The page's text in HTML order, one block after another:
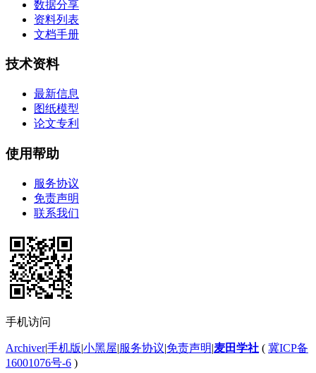
数据分享
资料列表
文档手册
技术资料
最新信息
图纸模型
论文专利
使用帮助
服务协议
免责声明
联系我们
手机访问
Archiver|手机版|小黑屋|服务协议|免责声明|麦田学社 ( 冀ICP备
16001076号-6 )